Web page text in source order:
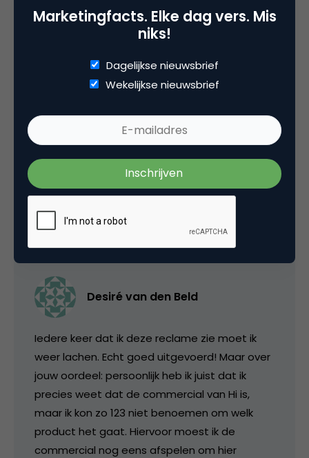
Tags
2 Reacties
Desiré van den Beld
Iedere keer dat ik deze reclame zie moet ik
weer lachen. Echt goed uitgevoerd! Maar over
jouw oordeel: persoonlijk heb ik juist dat ik
precies weet dat de commercial van Hi is,
maar ik kon zo 123 niet benoemen om welk
product het gaat. Hiervoor moest ik de
commercial nog eens afspelen om hier
Marketingfacts. Elke dag vers. Mis
niks!
Dagelijkse nieuwsbrief
Wekelijkse nieuwsbrief